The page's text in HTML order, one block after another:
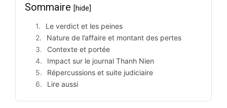
Sommaire [hide]
Le verdict et les peines
Nature de l’affaire et montant des pertes
Contexte et portée
Impact sur le journal Thanh Nien
Répercussions et suite judiciaire
Lire aussi